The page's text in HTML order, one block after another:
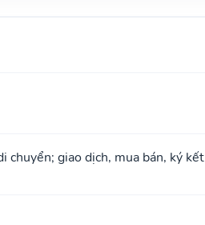
chuyển; giao dịch, mua bán, ký kết